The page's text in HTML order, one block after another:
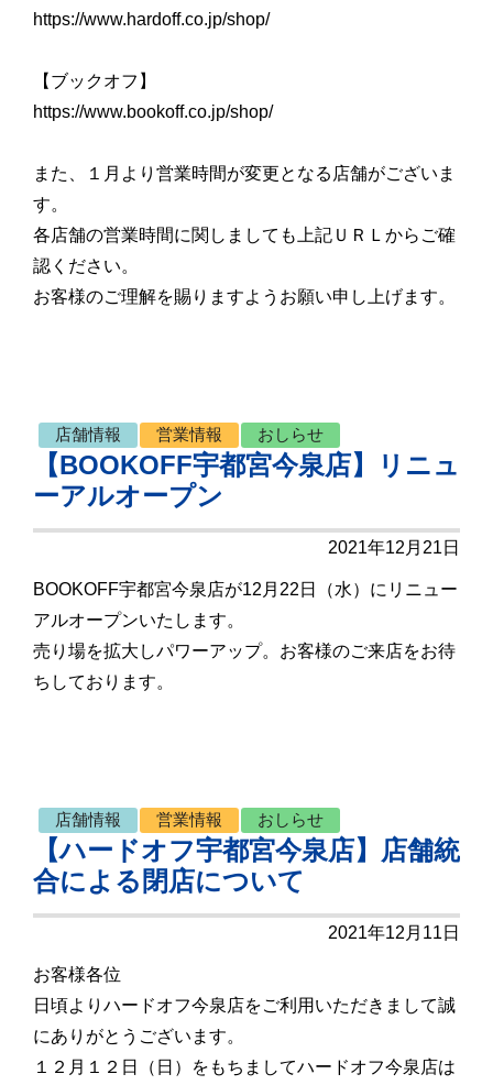
https://www.hardoff.co.jp/shop/
【ブックオフ】
https://www.bookoff.co.jp/shop/
また、１月より営業時間が変更となる店舗がございま
す。
各店舗の営業時間に関しましても上記ＵＲＬからご確
認ください。
お客様のご理解を賜りますようお願い申し上げます。
店舗情報 営業情報 おしらせ
【BOOKOFF宇都宮今泉店】リニュ
ーアルオープン
2021年12月21日
BOOKOFF宇都宮今泉店が12月22日（水）にリニュー
アルオープンいたします。
売り場を拡大しパワーアップ。お客様のご来店をお待
ちしております。
店舗情報 営業情報 おしらせ
【ハードオフ宇都宮今泉店】店舗統
合による閉店について
2021年12月11日
お客様各位
日頃よりハードオフ今泉店をご利用いただきまして誠
にありがとうございます。
１２月１２日（日）をもちましてハードオフ今泉店は